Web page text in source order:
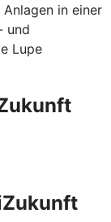
in einer
und
Lupe